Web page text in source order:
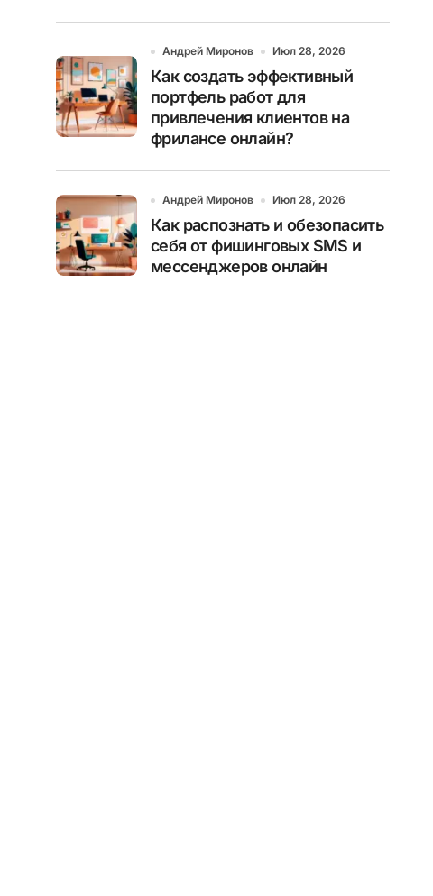
Андрей Миронов Июл 28, 2026
Как создать эффективный
портфель работ для
привлечения клиентов на
фрилансе онлайн?
Андрей Миронов Июл 28, 2026
Как распознать и обезопасить
себя от фишинговых SMS и
мессенджеров онлайн